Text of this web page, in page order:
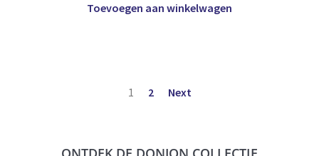
Toevoegen aan winkelwagen
1 2 Next